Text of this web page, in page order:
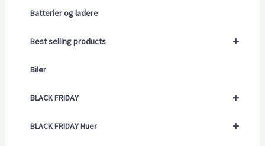
Batterier og ladere
+
Best selling products
Biler
+
BLACK FRIDAY
+
BLACK FRIDAY Huer